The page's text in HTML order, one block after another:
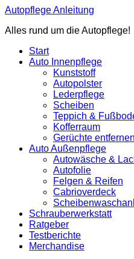
Zum
springen
Autopflege Anleitung
Alles rund um die Autopflege!
Start
Auto Innenpflege
Kunststoff
Autopolster
Lederpflege
Scheiben
Teppich &
Kofferraum
Gerüchte
Auto Außenpflege
Autowäsche &
Autofolie
Felgen & Reifen
Cabrioverdeck
Schrauberwerkstatt
Ratgeber
Testberichte
Merchandise